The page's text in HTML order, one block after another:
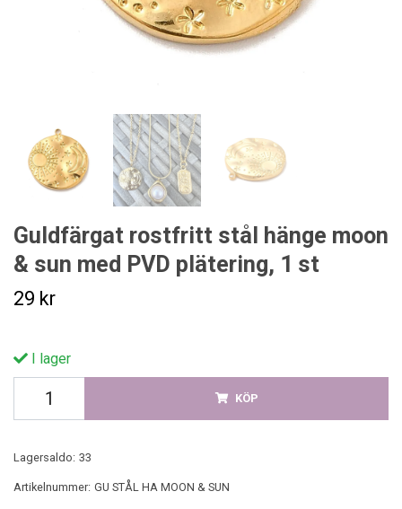
Guldfärgat rostfritt stål hänge moon
& sun med PVD plätering, 1 st
29 kr
I lager
KÖP
Lagersaldo: 33
Artikelnummer: GU STÅL HA MOON & SUN